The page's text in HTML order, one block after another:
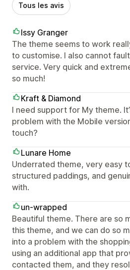
Tous les avis
Issy Granger
The theme seems to work
to customise. I also cannot
service. Very quick and
so much!
Kraft & Diamond
I need support for My theme.
problem with the Mobile
touch?
Lunare Home
Underrated theme, very easy
structured paddings, and
with.
un-wrapped
Beautiful theme. There are so
this theme, and we can do so
into a problem with the
using an additional app that
contacted them, and they